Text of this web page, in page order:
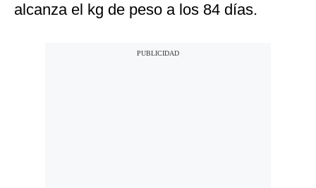
alcanza el kg de peso a los 84 días.